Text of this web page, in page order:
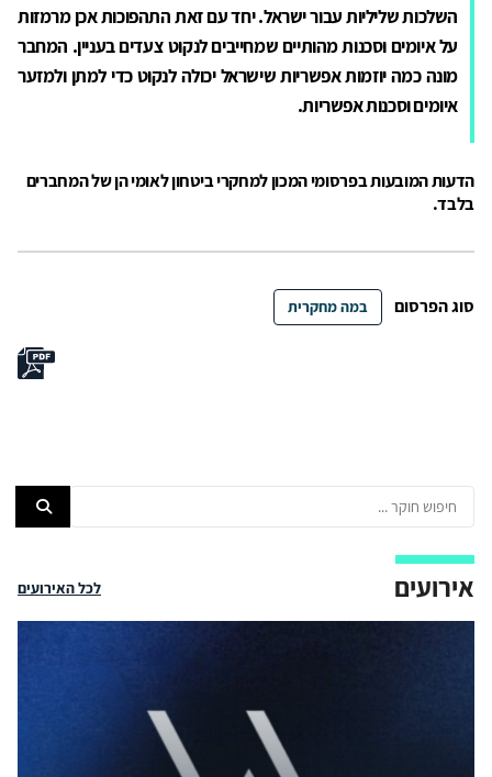
השלכות שליליות עבור ישראל. יחד עם זאת התהפוכות אכן מרמזות
על איומים וסכנות מהותיים שמחייבים לנקוט צעדים בעניין. המחבר
מונה כמה יוזמות אפשריות שישראל יכולה לנקוט כדי למתן ולמזער
איומים וסכנות אפשריות.
הדעות המובעות בפרסומי המכון למחקרי ביטחון לאומי הן של המחברים
בלבד.
סוג הפרסום במה מחקרית
אירועים לכל האירועים